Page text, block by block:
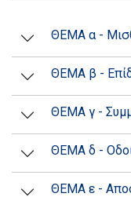
ΘΕΜΑ α -
ΘΕΜΑ β -
ΘΕΜΑ γ -
ΘΕΜΑ δ -
ΘΕΜΑ ε -